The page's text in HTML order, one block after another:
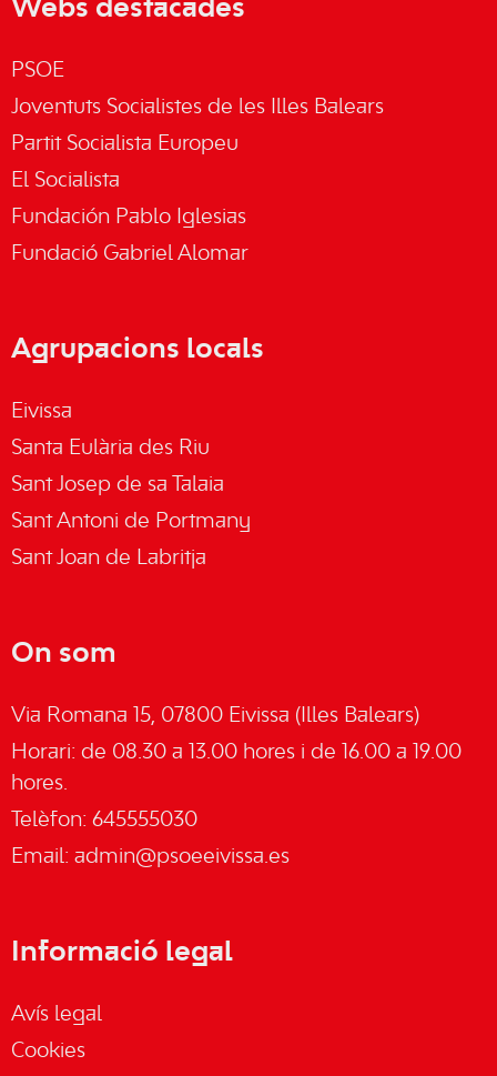
Webs destacades
PSOE
Joventuts Socialistes de les Illes Balears
Partit Socialista Europeu
El Socialista
Fundación Pablo Iglesias
Fundació Gabriel Alomar
Agrupacions locals
Eivissa
Santa Eulària des Riu
Sant Josep de sa Talaia
Sant Antoni de Portmany
Sant Joan de Labritja
On som
Via Romana 15, 07800 Eivissa (Illes Balears)
Horari: de 08.30 a 13.00 hores i de 16.00 a 19.00
hores.
Telèfon: 645555030
Email: admin@psoeeivissa.es
Informació legal
Avís legal
Cookies